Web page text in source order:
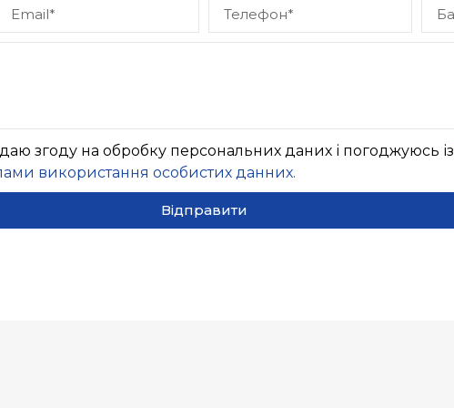
згоду на обробку персональних даних і погоджуюсь із
використання особистих данних.
Відправити